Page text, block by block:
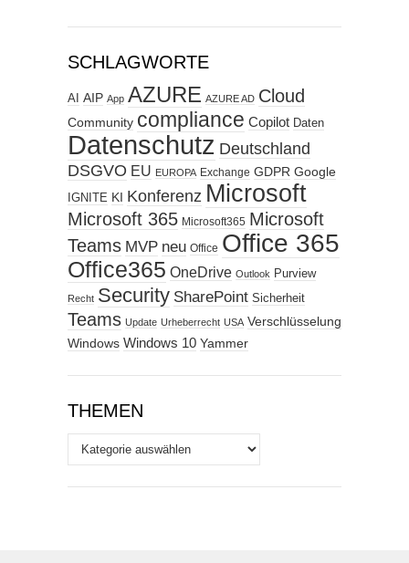
SCHLAGWORTE
AI AIP App AZURE AZURE AD Cloud
Community compliance Copilot Daten
Datenschutz Deutschland
DSGVO EU EUROPA Exchange GDPR Google
IGNITE KI Konferenz Microsoft
Microsoft 365 Microsoft365 Microsoft
Teams MVP neu Office Office 365
Office365 OneDrive Outlook Purview
Recht Security SharePoint Sicherheit
Teams Update Urheberrecht USA Verschlüsselung
Windows Windows 10 Yammer
THEMEN
Themen